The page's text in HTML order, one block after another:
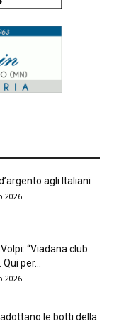
agli Italiani
2026
“Viadana club
per...
2026
le botti della